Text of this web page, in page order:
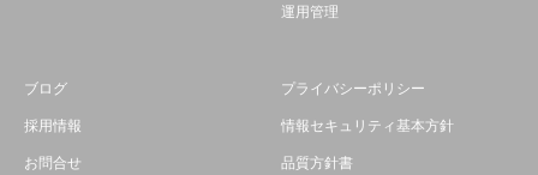
運用管理
ブログ
採用情報
お問合せ
プライバシーポリシー
情報セキュリティ基本方針
品質方針書